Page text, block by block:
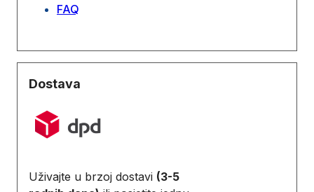
FAQ
Dostava
Uživajte u brzoj dostavi (3-5